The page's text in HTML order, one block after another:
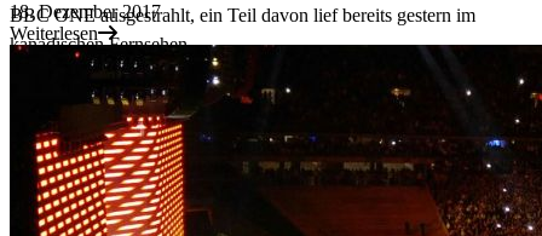
BBC ONE ausgestrahlt, ein Teil davon lief bereits gestern im
kanadischen Fernsehen.
18. Dezember 2017
Weiterlesen